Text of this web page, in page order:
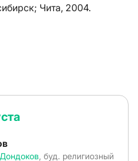
Чита, 2004.
, буд. религиозный